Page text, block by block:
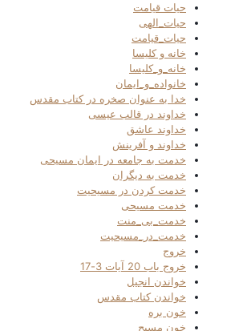
حیات قیامت
حیات_الهی
حیات_قیامت
خانه و کلیسا
خانه_و_کلیسا
خانواده_و_ایمان
خدا به عنوان صخره در کتاب مقدس
خداوند در قالب عیسی
خداوند عاشق
خداوند و آفرینش
خدمت به جامعه در ایمان مسیحی
خدمت به دیگران
خدمت کردن در مسیحیت
خدمت مسیحی
خدمت_بی_منت
خدمت_در_مسیحیت
خروج
خروج باب 20 آیات 3-17
خواندن انجیل
خواندن کتاب مقدس
خون بره
خون مسیح